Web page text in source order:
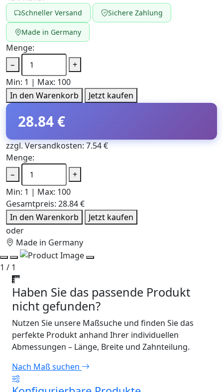
Schneller Versand Sichere Zahlung
Made in Germany
Menge:
−
+
Min: 1 | Max: 100
In den Warenkorb
Jetzt kaufen
28.84 €
zzgl. Versandkosten: 7.54 €
Menge:
−
+
Min: 1 | Max: 100
Gesamtpreis: 28.84 €
In den Warenkorb
Jetzt kaufen
oder
Made in Germany
1 / 1
Haben Sie das passende Produkt
nicht gefunden?
Nutzen Sie unsere Maßsuche und finden Sie das
perfekte Produkt anhand Ihrer individuellen
Abmessungen – Länge, Breite und Zahnteilung.
Nach Maß suchen